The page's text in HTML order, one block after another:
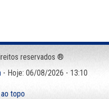
reservados ®
- Hoje: 06/08/2026 - 13:10
topo